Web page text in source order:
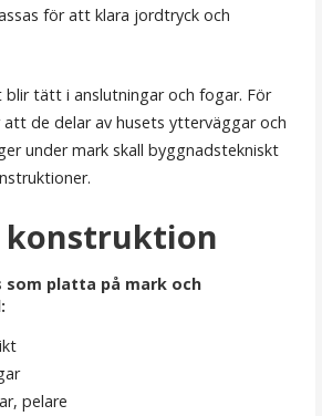
för att klara jordtryck och
tätt i anslutningar och fogar. För
de delar av husets ytterväggar och
under mark skall byggnadstekniskt
konstruktion
som platta på mark och
pelare